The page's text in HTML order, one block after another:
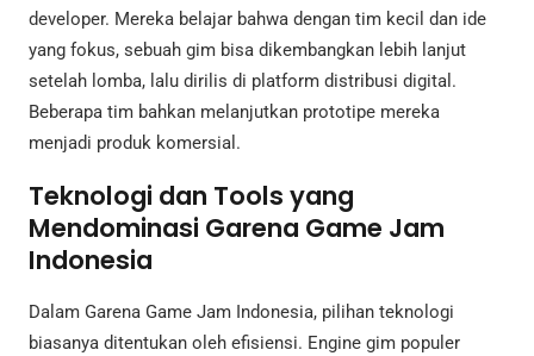
developer. Mereka belajar bahwa dengan tim kecil dan ide
yang fokus, sebuah gim bisa dikembangkan lebih lanjut
setelah lomba, lalu dirilis di platform distribusi digital.
Beberapa tim bahkan melanjutkan prototipe mereka
menjadi produk komersial.
Teknologi dan Tools yang
Mendominasi Garena Game Jam
Indonesia
Dalam Garena Game Jam Indonesia, pilihan teknologi
biasanya ditentukan oleh efisiensi. Engine gim populer